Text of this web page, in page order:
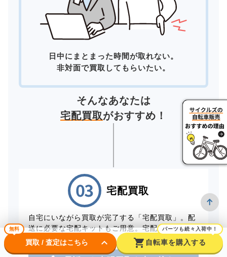
日中にまとまった時間が取れない。
非対面で買取してもらいたい。
そんなあなたは
宅配買取がおすすめ！
宅配買取
自宅にいながら買取が完了する「宅配買取」。配
送に必要な宅配キットもご用意。宅配キットは配
送料無料です。
無料
買取 / 査定はこちら keyboard_arrow_down shopping_cart
パーツも続々入荷中！
自転車を購入する